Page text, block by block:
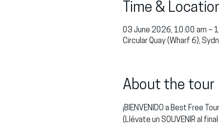
Time &
03 June 2026, 10:00 am –
Circular Quay (Wharf 6),
About the tour
¡BIENVENIDO a Best Free
(Llévate un SOUVENIR al